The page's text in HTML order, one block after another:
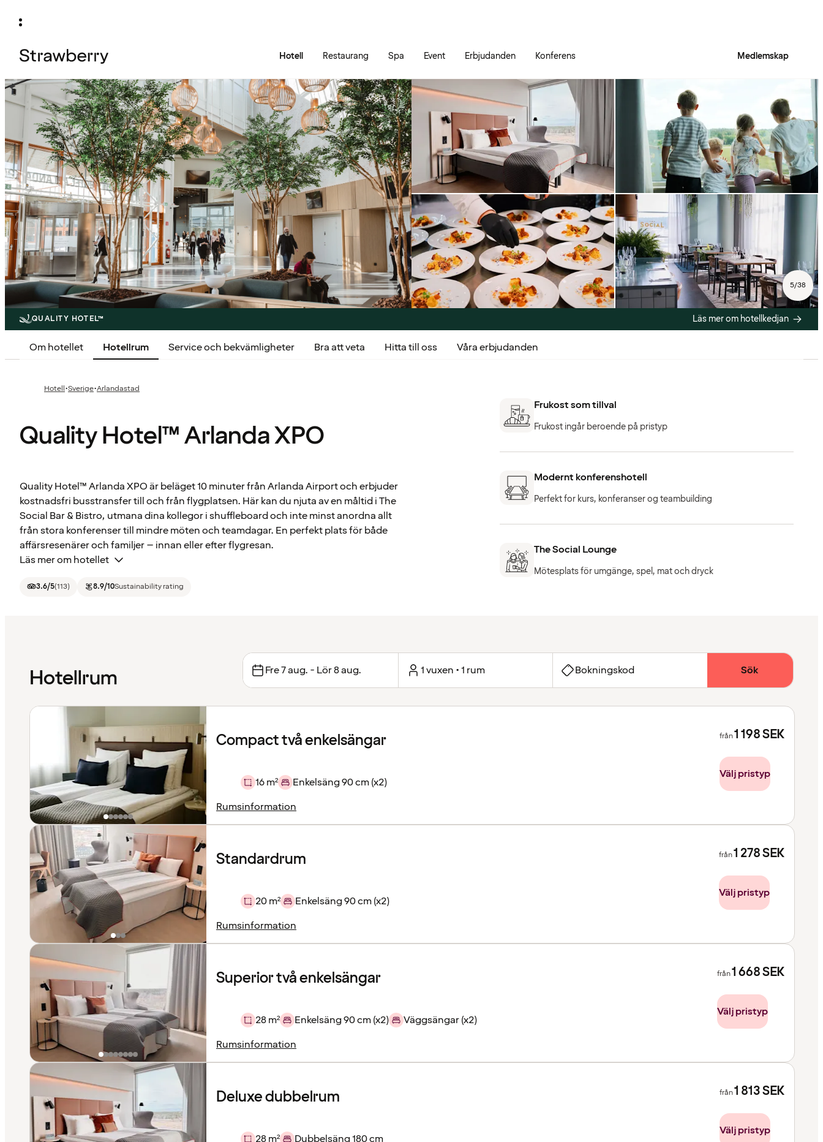
Hotell Restaurang Spa Event Erbjudanden Konferens Medlemskap
5/38
QUALITY HOTEL™ Läs mer om hotellkedjan
Om hotellet Hotellrum Service och bekvämligheter Bra att veta Hitta till oss Våra erbjudanden
Hotell·Sverige·Arlandastad
Quality Hotel™ Arlanda XPO
Quality Hotel™ Arlanda XPO är beläget 10 minuter från Arlanda Airport och erbjuder
kostnadsfri busstransfer till och från flygplatsen. Här kan du njuta av en måltid i The
Social Bar & Bistro, utmana dina kollegor i shuffleboard och inte minst anordna allt
från stora konferenser till mindre möten och teamdagar. En perfekt plats för både
affärsresenärer och familjer – innan eller efter flygresan.
Läs mer om hotellet
3.6/5(113) 8.9/10Sustainability rating
Frukost som tillval
Frukost ingår beroende på pristyp
Modernt konferenshotell
Perfekt for kurs, konferanser og teambuilding
The Social Lounge
Mötesplats för umgänge, spel, mat och dryck
Hotellrum Fre 7 aug. - Lör 8 aug. 1 vuxen • 1 rum Bokningskod Sök
Compact två enkelsängar
16 m²
Enkelsäng 90 cm (x2)
Rumsinformation
från1 198SEK
Välj pristyp
Standardrum
20 m²
Enkelsäng 90 cm (x2)
Rumsinformation
från1 278SEK
Välj pristyp
Superior två enkelsängar
28 m² Enkelsäng 90 cm (x2)
Väggsängar (x2)
Rumsinformation
från1 668SEK
Välj pristyp
Deluxe dubbelrum
28 m²
Dubbelsäng 180 cm
från1 813SEK
Välj pristyp